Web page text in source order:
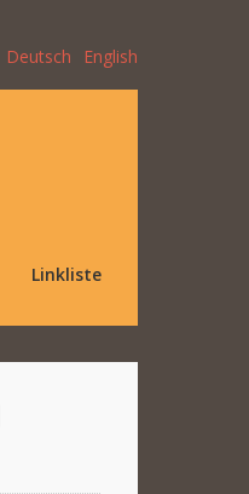
Deutsch English
Linkliste